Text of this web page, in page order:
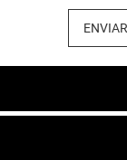
ENVIAR